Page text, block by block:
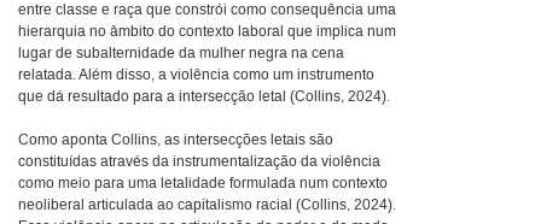
entre classe e raça que constrói como consequência uma
hierarquia no âmbito do contexto laboral que implica num
lugar de subalternidade da mulher negra na cena
relatada. Além disso, a violência como um instrumento
que dá resultado para a intersecção letal (Collins, 2024).
Como aponta Collins, as intersecções letais são
constituídas através da instrumentalização da violência
como meio para uma letalidade formulada num contexto
neoliberal articulada ao capitalismo racial (Collins, 2024).